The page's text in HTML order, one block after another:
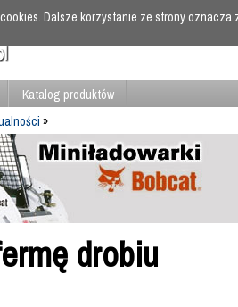
Katalog produktów
»
drobiu
Dalsze korzystanie ze strony